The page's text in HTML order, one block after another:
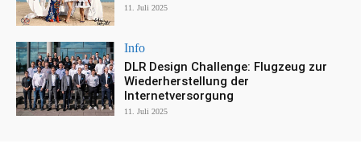
11. Juli 2025
Info
DLR Design Challenge: Flugzeug zur
Wiederherstellung der
Internetversorgung
11. Juli 2025